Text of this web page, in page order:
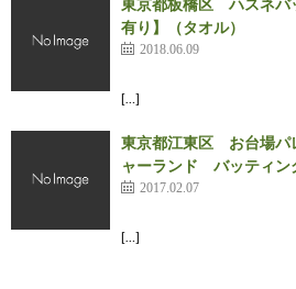
有り】（タオル）
2018.06.09
[…]
東京都江東区 お台場
ャーランド バッティン
2017.02.07
[…]